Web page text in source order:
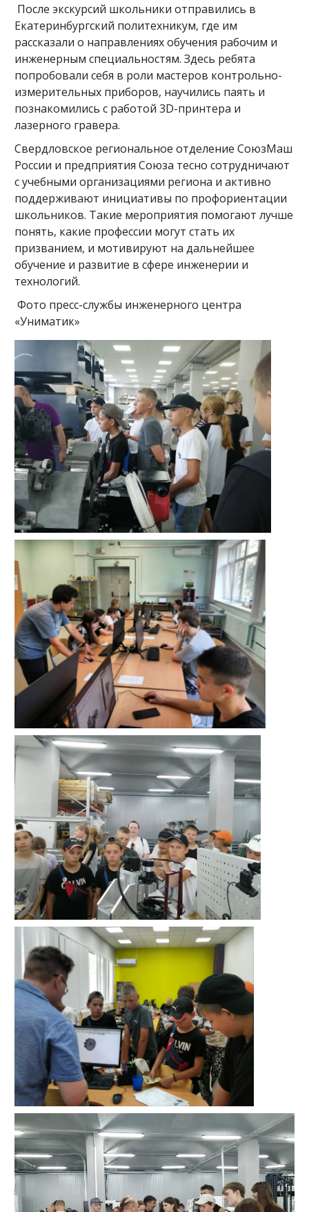
После экскурсий школьники отправились в
Екатеринбургский политехникум, где им
рассказали о направлениях обучения рабочим и
инженерным специальностям. Здесь ребята
попробовали себя в роли мастеров контрольно-
измерительных приборов, научились паять и
познакомились с работой 3D-принтера и
лазерного гравера.
Свердловское региональное отделение СоюзМаш
России и предприятия Союза тесно сотрудничают
с учебными организациями региона и активно
поддерживают инициативы по профориентации
школьников. Такие мероприятия помогают лучше
понять, какие профессии могут стать их
призванием, и мотивируют на дальнейшее
обучение и развитие в сфере инженерии и
технологий.
Фото пресс-службы инженерного центра
«Униматик»